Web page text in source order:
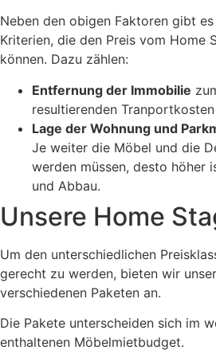
Neben den obigen Faktoren gibt
Kriterien, die den Preis vom Home
können. Dazu zählen:
Entfernung der Immobilie
resultierenden Tranportkosten
Lage der Wohnung und
Je weiter die Möbel und die
werden müssen, desto höher
und Abbau.
Unsere Home
Um den unterschiedlichen
gerecht zu werden, bieten wir
verschiedenen Paketen an.
Die Pakete unterscheiden sich im
enthaltenen Möbelmietbudget.